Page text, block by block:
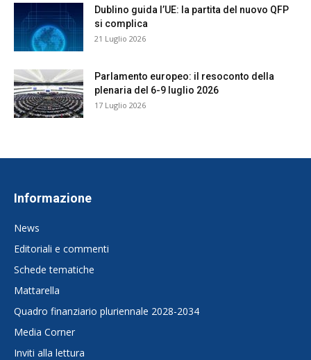
Dublino guida l’UE: la partita del nuovo QFP
si complica
21 Luglio 2026
Parlamento europeo: il resoconto della
plenaria del 6-9 luglio 2026
17 Luglio 2026
Informazione
News
Editoriali e commenti
Schede tematiche
Mattarella
Quadro finanziario pluriennale 2028-2034
Media Corner
Inviti alla lettura